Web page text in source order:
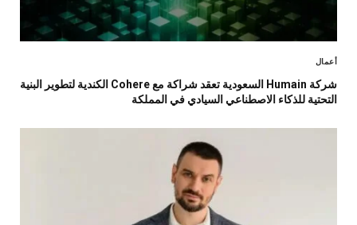
أعمال
شركة Humain السعودية تعقد شراكة مع Cohere الكندية لتطوير البنية
التحتية للذكاء الاصطناعي السيادي في المملكة